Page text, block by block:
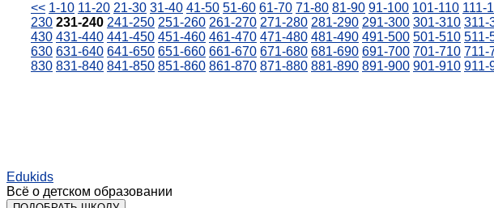
<< 1-10 11-20 21-30 31-40 41-50 51-60 61-70 71-80 81-90 91-100 101-110 111-
230 231-240 241-250 251-260 261-270 271-280 281-290 291-300 301-310 311-
430 431-440 441-450 451-460 461-470 471-480 481-490 491-500 501-510 511-
630 631-640 641-650 651-660 661-670 671-680 681-690 691-700 701-710 711-
830 831-840 841-850 851-860 861-870 871-880 881-890 891-900 901-910 911-
Edukids
Всё о детском образовании